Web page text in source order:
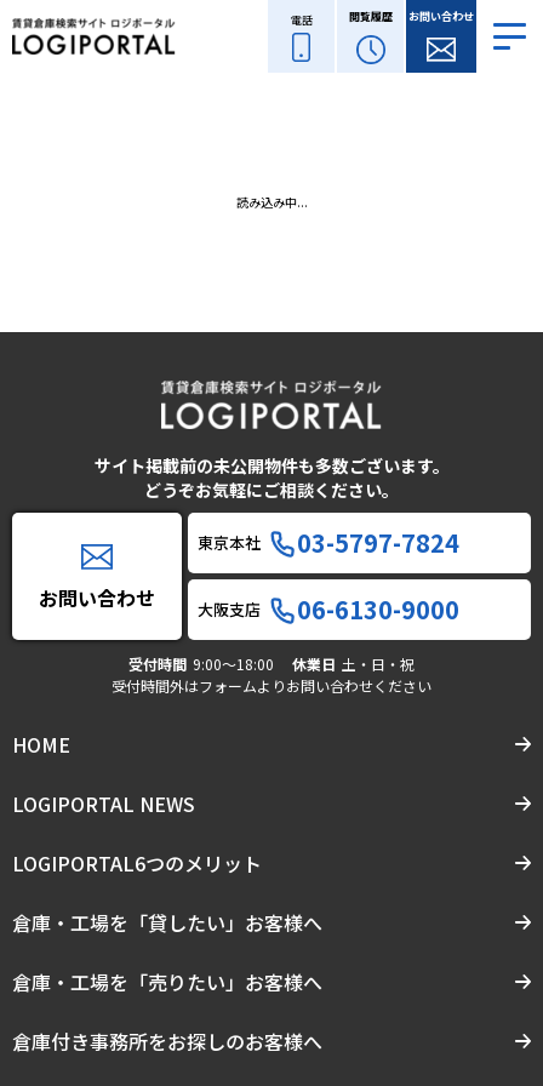
電話 閲覧履歴 お問い合わせ
読み込み中...
サイト掲載前の未公開物件も多数ございます。
どうぞお気軽にご相談ください。
お問い合わせ
東京本社 03-5797-7824
大阪支店 06-6130-9000
受付時間 9:00〜18:00 休業日 土・日・祝
受付時間外はフォームよりお問い合わせください
HOME
LOGIPORTAL NEWS
LOGIPORTAL6つのメリット
倉庫・工場を「貸したい」お客様へ
倉庫・工場を「売りたい」お客様へ
倉庫付き事務所をお探しのお客様へ